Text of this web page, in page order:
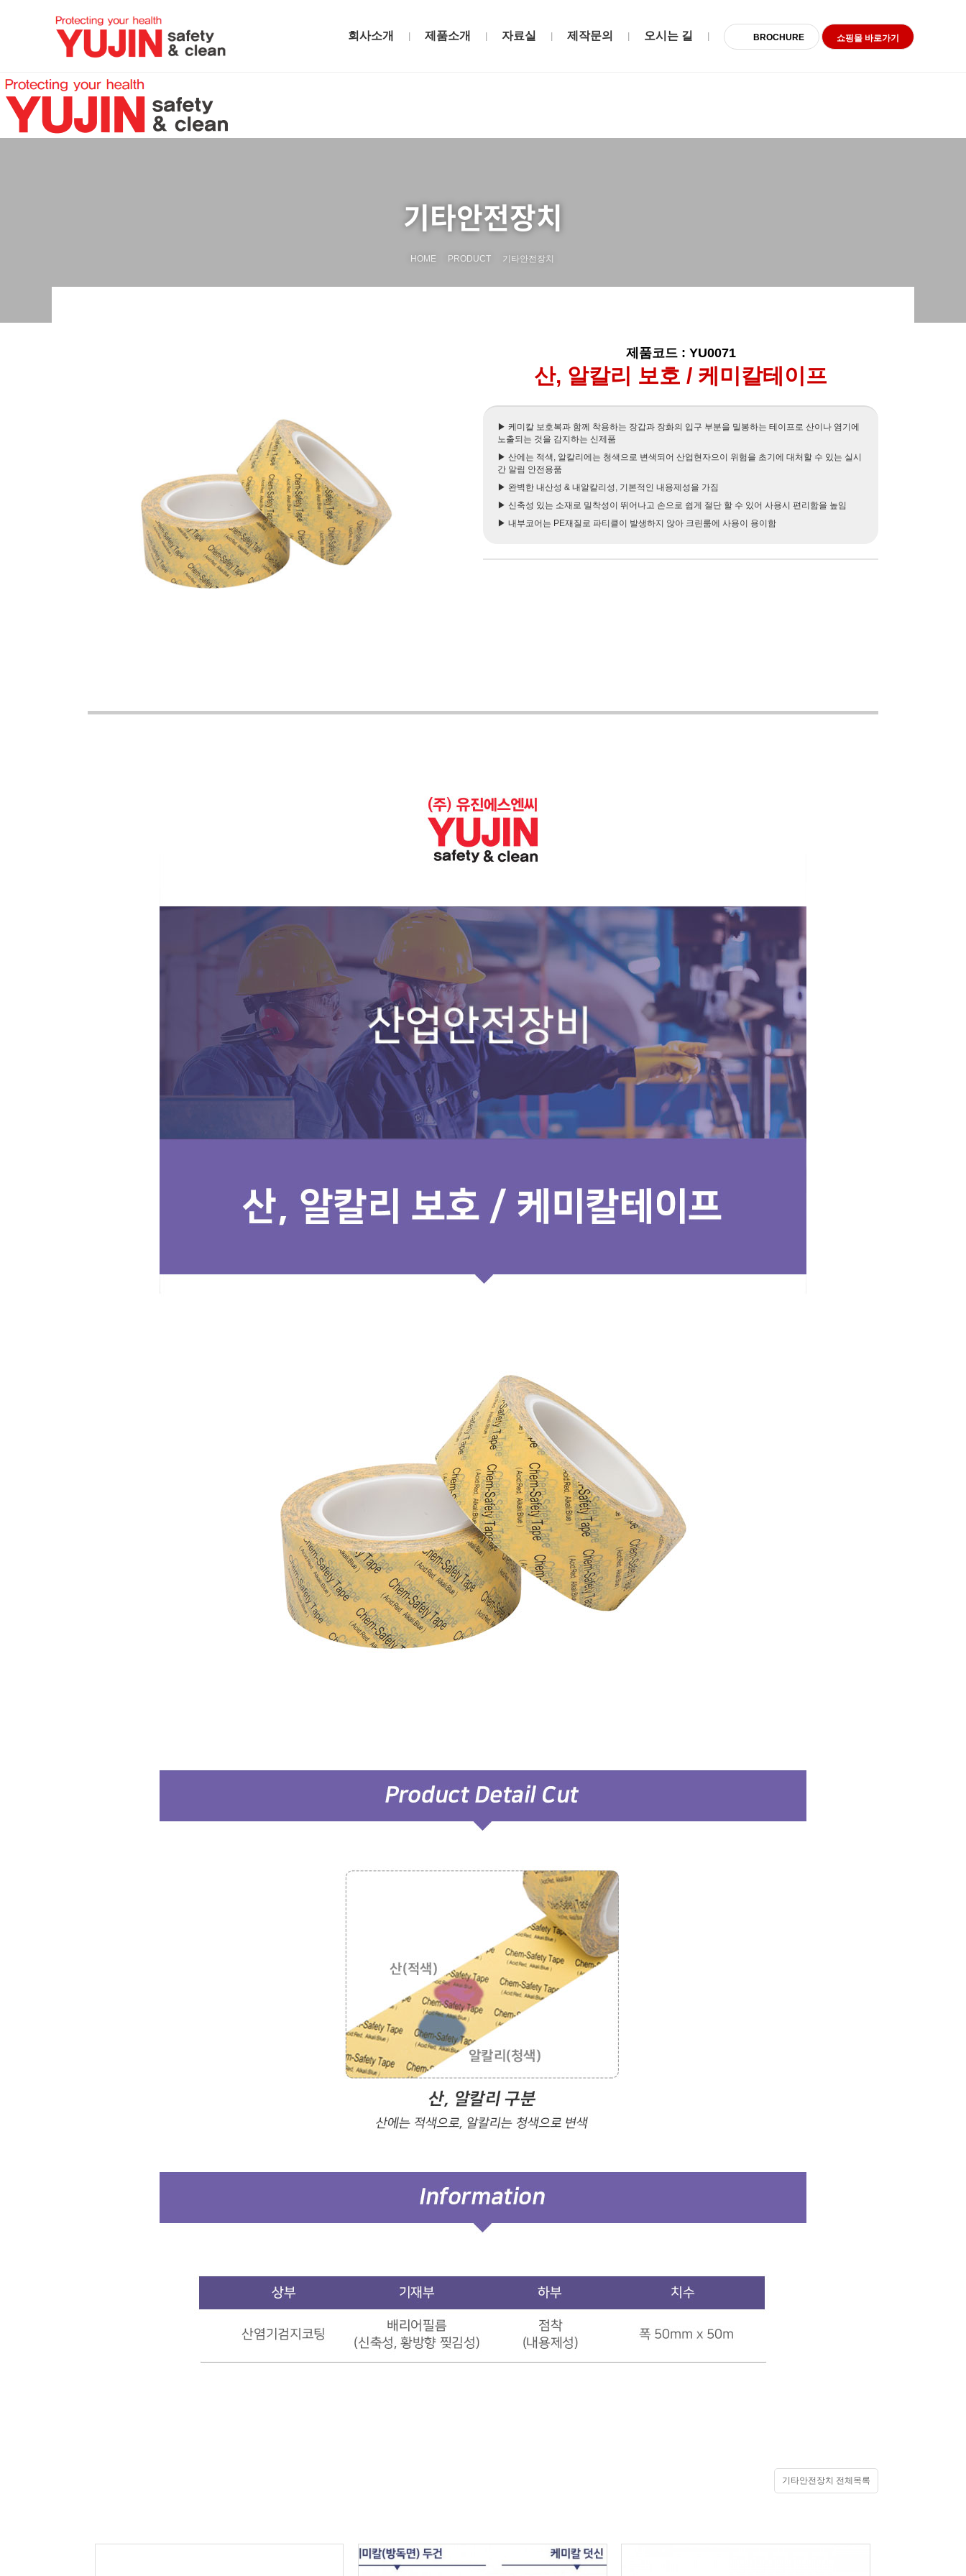
BROCHURE 쇼핑몰 바로가기
회사소개 제품소개 자료실 제작문의 오시는 길
기타안전장치
HOME PRODUCT 기타안전장치
제품코드 : YU0071
산, 알칼리 보호 / 케미칼테이프
▶ 케미칼 보호복과 함께 착용하는 장갑과 장화의 입구 부분을 밀봉하는 테이프로 산이나 염기에
노출되는 것을 감지하는 신제품
▶ 산에는 적색, 알칼리에는 청색으로 변색되어 산업현자으이 위험을 초기에 대처할 수 있는 실시
간 알림 안전용품
▶ 완벽한 내산성 & 내알칼리성, 기본적인 내용제성을 가짐
▶ 신축성 있는 소재로 밀착성이 뛰어나고 손으로 쉽게 절단 할 수 있어 사용시 편리함을 높임
▶ 내부코어는 PE재질로 파티클이 발생하지 않아 크린룸에 사용이 용이함
기타안전장치 전체목록